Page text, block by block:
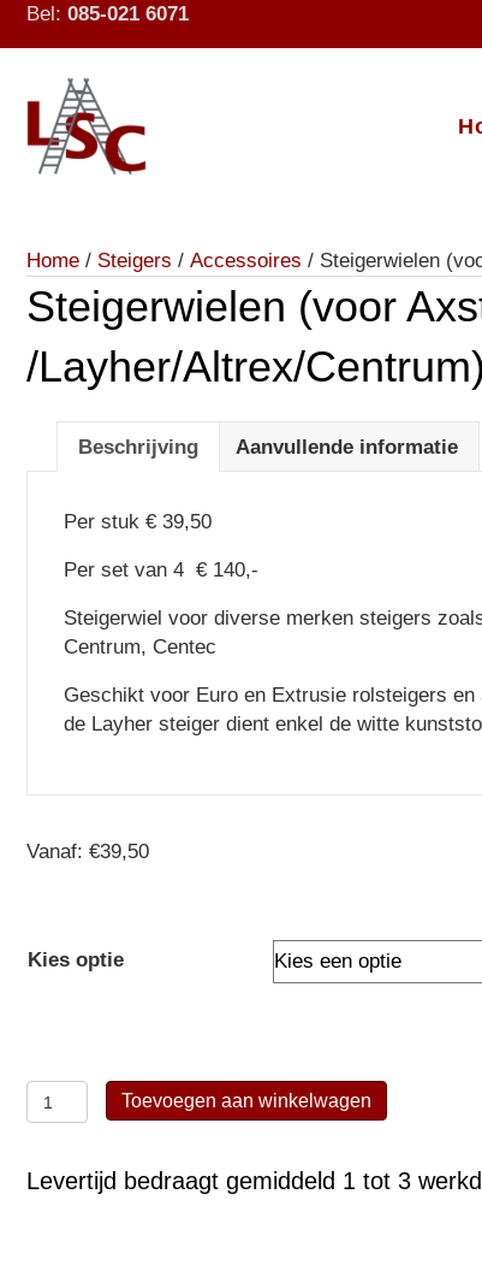
Bel: 085-021 6071
Home / Steigers / Accessoires / Steigerwielen
Steigerwielen (voor
/Layher/Altrex/Centrum)
Beschrijving Aanvullende informatie
Per stuk € 39,50
Per set van 4 € 140,-
Steigerwiel voor diverse merken steigers
Centrum, Centec
Geschikt voor Euro en Extrusie rolsteigers
de Layher steiger dient enkel de witte
Vanaf: €39,50
Kies optie
Steigerwielen
(voor
/Layher/Altrex/Centrum)
Toevoegen aan winkelwagen
Levertijd bedraagt gemiddeld 1 tot 3